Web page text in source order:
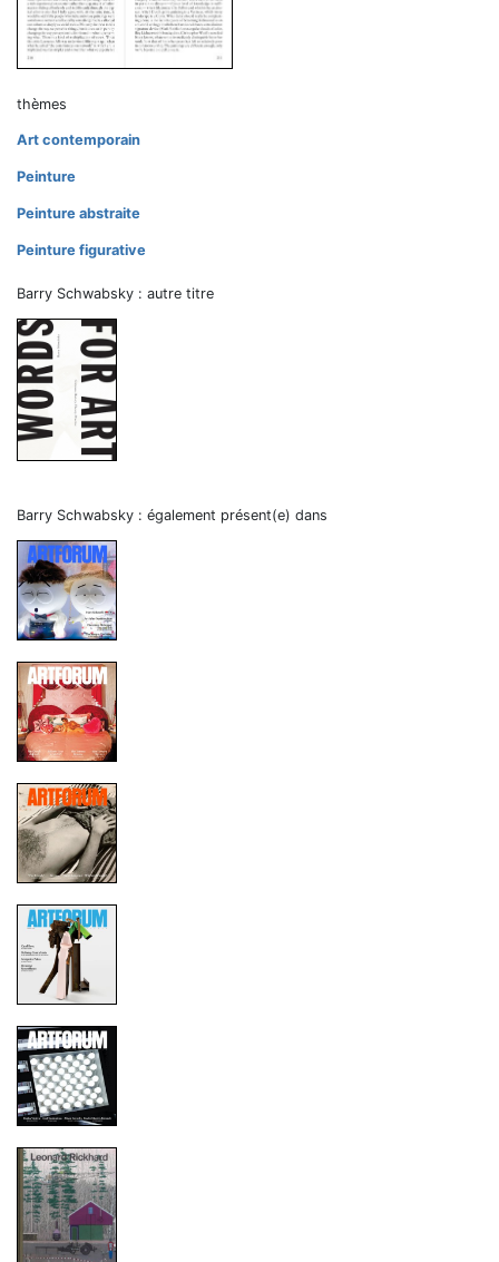
thèmes
Art contemporain
Peinture
Peinture abstraite
Peinture figurative
Barry Schwabsky : autre titre
Barry Schwabsky : également présent(e) dans